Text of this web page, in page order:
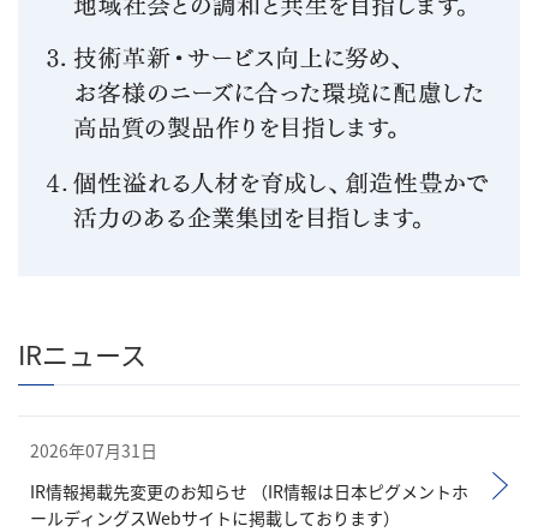
IRニュース
2026年07月31日
IR情報掲載先変更のお知らせ （IR情報は日本ピグメントホ
ールディングスWebサイトに掲載しております）